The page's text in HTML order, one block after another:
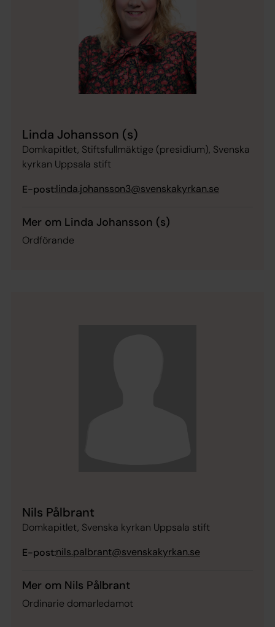
Linda Johansson (s)
Domkapitlet, Stiftsfullmäktige (presidium), Svenska
kyrkan Uppsala stift
E-post:linda.johansson3@svenskakyrkan.se
Mer om Linda Johansson (s)
Ordförande
Nils Pålbrant
Domkapitlet, Svenska kyrkan Uppsala stift
E-post:nils.palbrant@svenskakyrkan.se
Mer om Nils Pålbrant
Ordinarie domarledamot